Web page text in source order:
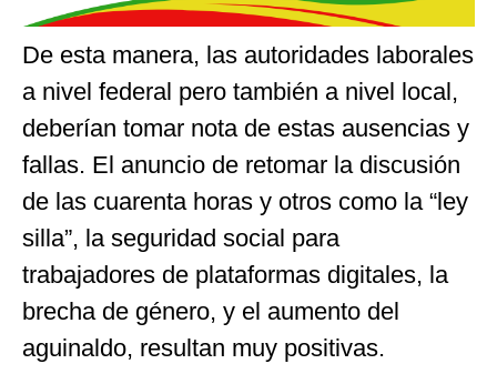
De esta manera, las autoridades laborales
a nivel federal pero también a nivel local,
deberían tomar nota de estas ausencias y
fallas. El anuncio de retomar la discusión
de las cuarenta horas y otros como la “ley
silla”, la seguridad social para
trabajadores de plataformas digitales, la
brecha de género, y el aumento del
aguinaldo, resultan muy positivas.